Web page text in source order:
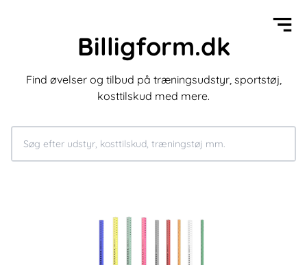
Billigform.dk
Find øvelser og tilbud på træningsudstyr, sportstøj,
kosttilskud med mere.